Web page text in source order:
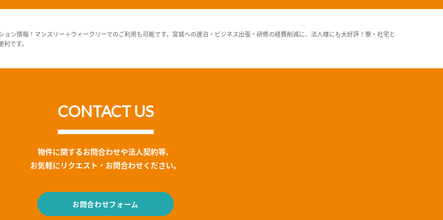
ン情報！マンスリー＋ウィークリーでのご利用も可能です。宮城への連泊・ビジネス出張・研修の経費削減に、法人様にも大好評！寮・社宅と
です。
CONTACT US
物件に関するお問合わせや法人契約等、
お気軽にリクエスト・お問合わせください。
お問合わせフォーム